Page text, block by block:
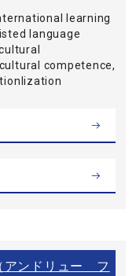
learning
language
competence,
アンドリュー フ